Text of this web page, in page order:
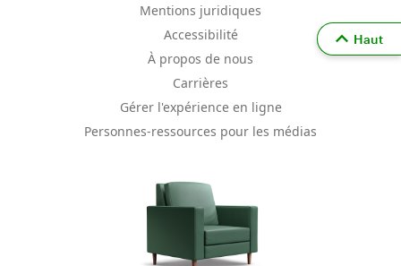
Mentions juridiques
Accessibilité
À propos de nous
Carrières
Gérer l'expérience en ligne
Personnes-ressources pour les médias
Haut